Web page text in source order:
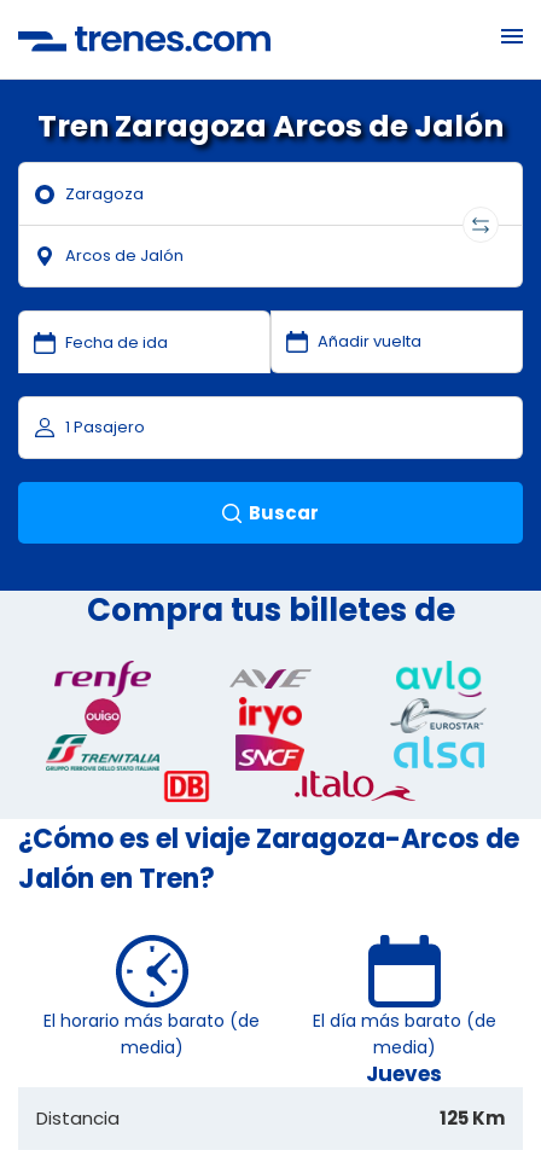
Tren Zaragoza Arcos de Jalón
Buscar
Compra tus billetes de
¿Cómo es el viaje Zaragoza-Arcos de
Jalón en Tren?
El horario más barato (de
media)
El día más barato (de
media)
Jueves
Distancia 125 Km